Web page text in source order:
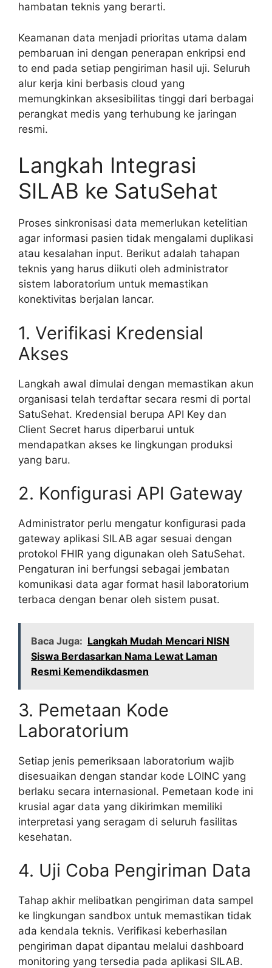
hambatan teknis yang berarti.
Keamanan data menjadi prioritas utama dalam
pembaruan ini dengan penerapan enkripsi end
to end pada setiap pengiriman hasil uji. Seluruh
alur kerja kini berbasis cloud yang
memungkinkan aksesibilitas tinggi dari berbagai
perangkat medis yang terhubung ke jaringan
resmi.
Langkah Integrasi
SILAB ke SatuSehat
Proses sinkronisasi data memerlukan ketelitian
agar informasi pasien tidak mengalami duplikasi
atau kesalahan input. Berikut adalah tahapan
teknis yang harus diikuti oleh administrator
sistem laboratorium untuk memastikan
konektivitas berjalan lancar.
1. Verifikasi Kredensial
Akses
Langkah awal dimulai dengan memastikan akun
organisasi telah terdaftar secara resmi di portal
SatuSehat. Kredensial berupa API Key dan
Client Secret harus diperbarui untuk
mendapatkan akses ke lingkungan produksi
yang baru.
2. Konfigurasi API Gateway
Administrator perlu mengatur konfigurasi pada
gateway aplikasi SILAB agar sesuai dengan
protokol FHIR yang digunakan oleh SatuSehat.
Pengaturan ini berfungsi sebagai jembatan
komunikasi data agar format hasil laboratorium
terbaca dengan benar oleh sistem pusat.
Baca Juga: Langkah Mudah Mencari NISN
Siswa Berdasarkan Nama Lewat Laman
Resmi Kemendikdasmen
3. Pemetaan Kode
Laboratorium
Setiap jenis pemeriksaan laboratorium wajib
disesuaikan dengan standar kode LOINC yang
berlaku secara internasional. Pemetaan kode ini
krusial agar data yang dikirimkan memiliki
interpretasi yang seragam di seluruh fasilitas
kesehatan.
4. Uji Coba Pengiriman Data
Tahap akhir melibatkan pengiriman data sampel
ke lingkungan sandbox untuk memastikan tidak
ada kendala teknis. Verifikasi keberhasilan
pengiriman dapat dipantau melalui dashboard
monitoring yang tersedia pada aplikasi SILAB.